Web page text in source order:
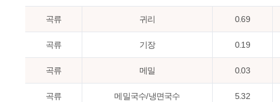
곡류 귀리 0.69
곡류 기장 0.19
곡류 메밀 0.03
곡류 메밀국수/냉면국수 5.32